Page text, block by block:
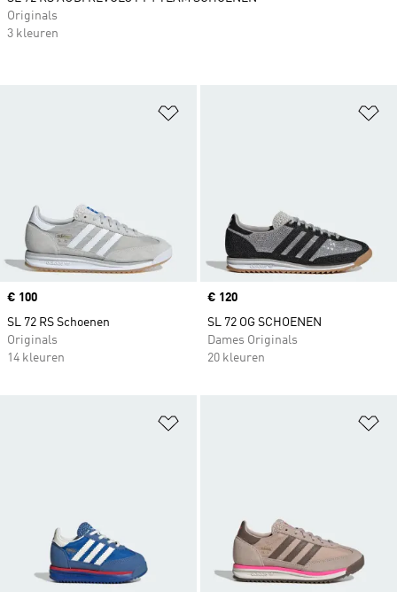
Price
€ 100
SL 72 RS Schoenen
Originals
14 kleuren
Price
€ 120
SL 72 OG SCHOENEN
Dames Originals
20 kleuren
Originals
3 kleuren